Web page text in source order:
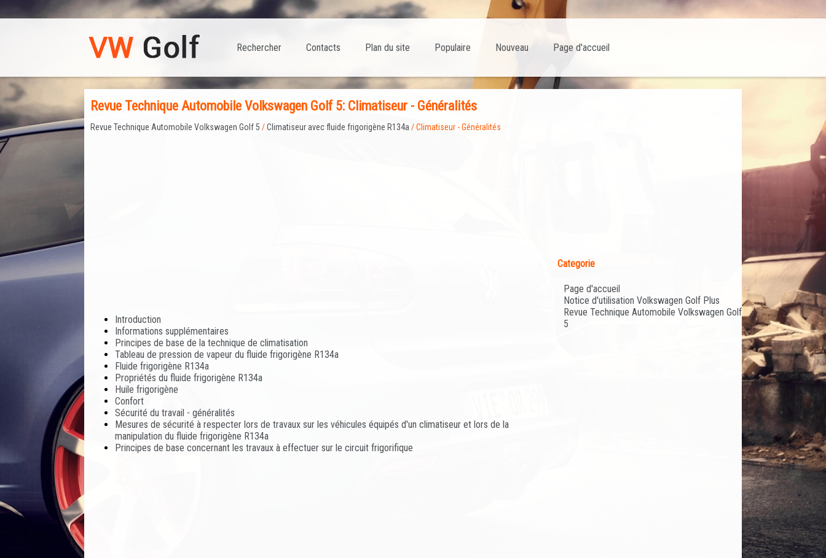
Page d'accueil
Nouveau
Populaire
Plan du site
Contacts
Rechercher
Revue Technique Automobile Volkswagen Golf 5: Climatiseur - Généralités
Revue Technique Automobile Volkswagen Golf 5 /Climatiseur avec fluide frigorigène R134a / Climatiseur - Généralités
Introduction
Informations supplémentaires
Principes de base de la technique de climatisation
Tableau de pression de vapeur du fluide frigorigène R134a
Fluide frigorigène R134a
Propriétés du fluide frigorigène R134a
Huile frigorigène
Confort
Sécurité du travail - généralités
Mesures de sécurité à respecter lors de travaux sur les véhicules équipés d'un climatiseur et lors de la
manipulation du fluide frigorigène R134a
Principes de base concernant les travaux à effectuer sur le circuit frigorifique
Categorie
Page d'accueil
Notice d'utilisation Volkswagen Golf Plus
Revue Technique Automobile Volkswagen Golf
5